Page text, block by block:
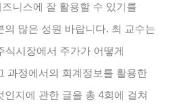
니스에 잘 활용할 수 있기를
의 많은 성원 바랍니다. 최 교수는
식시장에서 주가가 어떻게
과정에서의 회계정보를 활용한
인지에 관한 글을 총 4회에 걸쳐